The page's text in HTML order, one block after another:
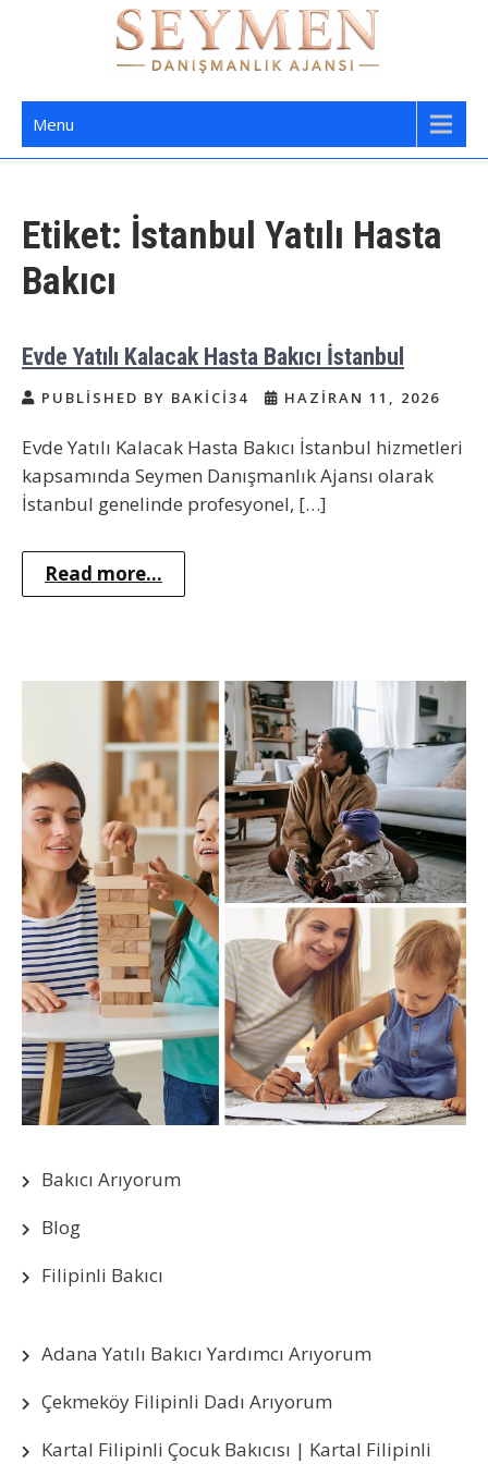
Seymen Danışmanlık | Yatılı Bakıcı,
Dadı,
Menu
Etiket: İstanbul Yatılı Hasta
Bakıcı
Evde Yatılı Kalacak Hasta Bakıcı İstanbul
PUBLISHED BY BAKICI34 HAZIRAN 11, 2026
Evde Yatılı Kalacak Hasta Bakıcı İstanbul hizmetleri
kapsamında Seymen Danışmanlık Ajansı olarak
İstanbul genelinde profesyonel, […]
Read more...
Bakıcı Arıyorum
Blog
Filipinli Bakıcı
Adana Yatılı Bakıcı Yardımcı Arıyorum
Çekmeköy Filipinli Dadı Arıyorum
Kartal Filipinli Çocuk Bakıcısı | Kartal Filipinli